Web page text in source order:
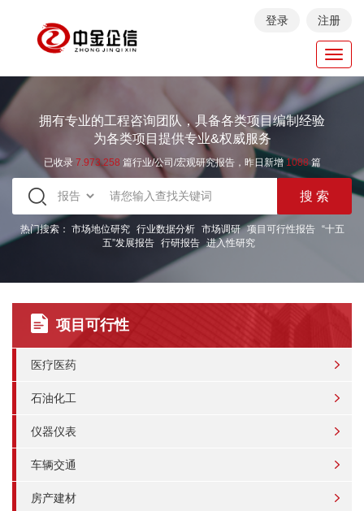
登录 注册
拥有专业的工程咨询团队，具备各类项目编制经验
为各类项目提供专业&权威服务
已收录 7.973.258 篇行业/公司/宏观研究报告，昨日新增 1088篇
热门搜索： 市场地位研究 行业数据分析 市场调研 项目可行性报告
“十五
五”发展报告 行研报告 进入性研究
项目可行性
医疗医药
石油化工
仪器仪表
车辆交通
房产建材